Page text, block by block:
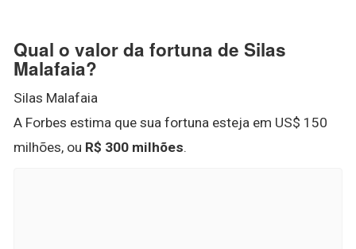
Qual o valor da fortuna de Silas
Malafaia?
Silas Malafaia
A Forbes estima que sua fortuna esteja em US$ 150
milhões, ou R$ 300 milhões.